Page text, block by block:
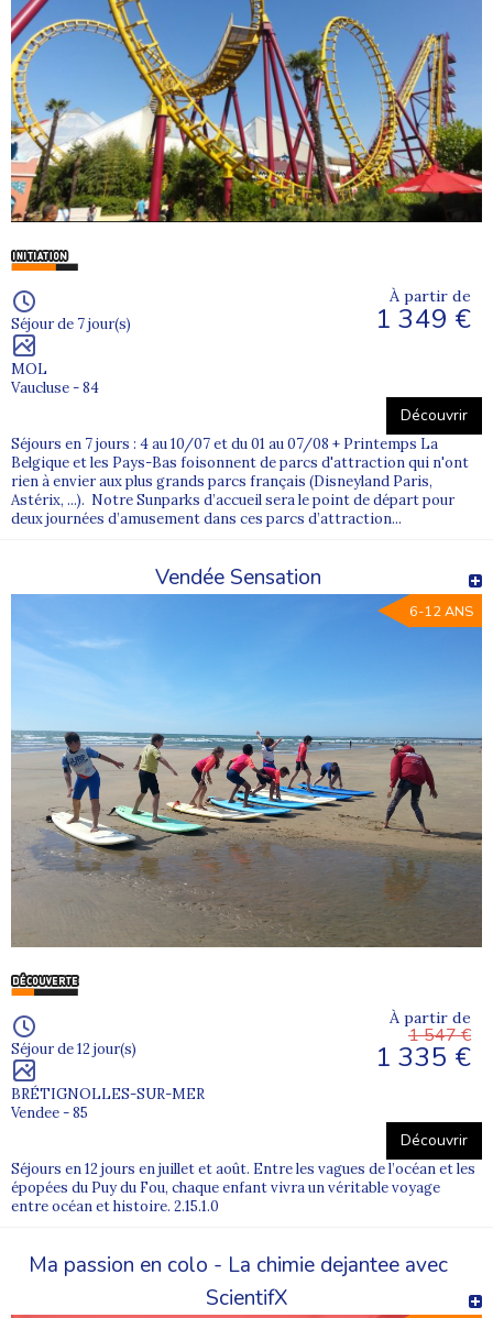
Séjour de 7 jour(s)
MOL
Vaucluse - 84
À partir de
1 349 €
Découvrir
Séjours en 7 jours : 4 au 10/07 et du 01 au 07/08 + Printemps La
Belgique et les Pays-Bas foisonnent de parcs d'attraction qui n'ont
rien à envier aux plus grands parcs français (Disneyland Paris,
Astérix, ...). Notre Sunparks d’accueil sera le point de départ pour
deux journées d’amusement dans ces parcs d’attraction...
Vendée Sensation
6-12 ANS
Séjour de 12 jour(s)
BRÉTIGNOLLES-SUR-MER
Vendee - 85
À partir de
1 547 €
1 335 €
Découvrir
Séjours en 12 jours en juillet et août. Entre les vagues de l’océan et les
épopées du Puy du Fou, chaque enfant vivra un véritable voyage
entre océan et histoire. 2.15.1.0
Ma passion en colo - La chimie dejantee avec
ScientifX